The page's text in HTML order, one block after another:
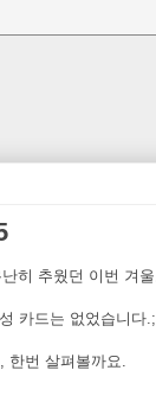
히 추웠던 이번 겨
카드는 없었습니다
한번 살펴볼까요.